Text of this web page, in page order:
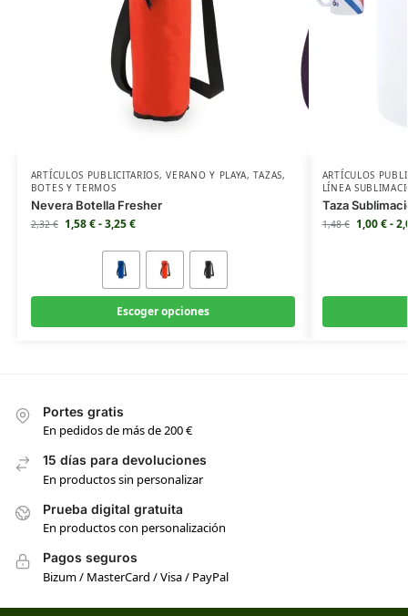
ARTÍCULOS PUBLICITARIOS,VERANO Y PLAYA,TAZAS,
BOTES Y TERMOS
Nevera Botella Fresher
2,32€ 1,58€-3,25€
Escoger opciones
ARTÍCULOS
LÍNEA
Taza
1,48€ 1,00€-
Portes gratis
En pedidos de más de 200 €
15 días para devoluciones
En productos sin personalizar
Prueba digital gratuita
En productos con personalización
Pagos seguros
Bizum / MasterCard / Visa / PayPal